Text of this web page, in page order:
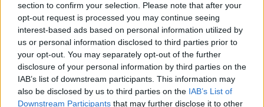
section to confirm your selection. Please note that after your
opt-out request is processed you may continue seeing
interest-based ads based on personal information utilized by
us or personal information disclosed to third parties prior to
your opt-out. You may separately opt-out of the further
disclosure of your personal information by third parties on the
IAB’s list of downstream participants. This information may
also be disclosed by us to third parties on the IAB’s List of
Downstream Participants that may further disclose it to other
Διαβάστε περισσότερα→
Δημοσιεύθηκε σεΣυναυλίες |TaggedKoyaanisqatsi,Philip Glass